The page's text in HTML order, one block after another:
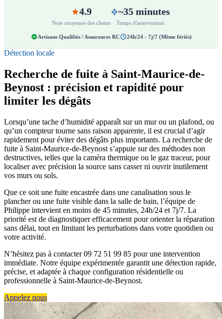
4.9
Note moyenne des clients
~35 minutes
Temps d'intervention
Artisans Qualifiés / Assurances RC 24h/24 - 7j/7 (Même fériés)
Détection locale
Recherche de fuite à Saint-Maurice-de-
Beynost : précision et rapidité pour
limiter les dégâts
Lorsqu’une tache d’humidité apparaît sur un mur ou un plafond, ou
qu’un compteur tourne sans raison apparente, il est crucial d’agir
rapidement pour éviter des dégâts plus importants. La recherche de
fuite à Saint-Maurice-de-Beynost s’appuie sur des méthodes non
destructives, telles que la caméra thermique ou le gaz traceur, pour
localiser avec précision la source sans casser ni ouvrir inutilement
vos murs ou sols.
Que ce soit une fuite encastrée dans une canalisation sous le
plancher ou une fuite visible dans la salle de bain, l’équipe de
Philippe intervient en moins de 45 minutes, 24h/24 et 7j/7. La
priorité est de diagnostiquer efficacement pour orienter la réparation
sans délai, tout en limitant les perturbations dans votre quotidien ou
votre activité.
N’hésitez pas à contacter 09 72 51 99 85 pour une intervention
immédiate. Notre équipe expérimentée garantit une détection rapide,
précise, et adaptée à chaque configuration résidentielle ou
professionnelle à Saint-Maurice-de-Beynost.
Appelez nous